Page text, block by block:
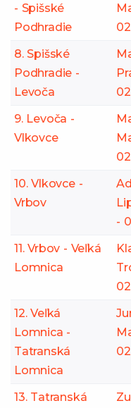
- Spišské
Podhradie
8. Spišské
Podhradie -
Levoča
9. Levoča -
Vlkovce
10. Vlkovce -
Vrbov
-
11. Vrbov - Veľká
Lomnica
12. Veľká
Lomnica -
Tatranská
Lomnica
13. Tatranská